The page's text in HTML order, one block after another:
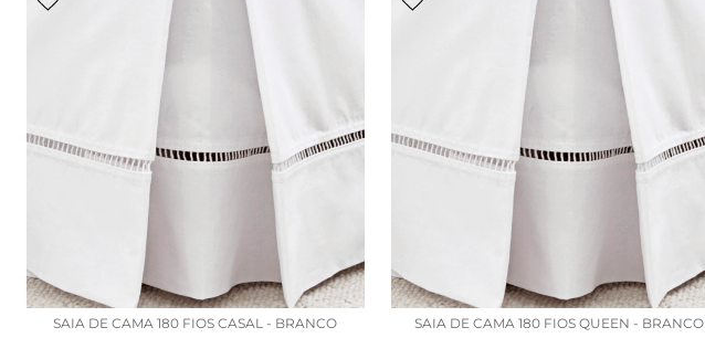
SAIA DE CAMA 180 FIOS CASAL - BRANCO
SAIA DE CAMA 180 FIOS QUEEN - BRANCO